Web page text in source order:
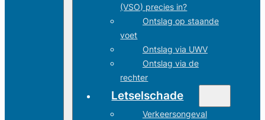
(VSO) precies in?
Ontslag op staande
voet
Ontslag via UWV
Ontslag via de
rechter
Letselschade
Verkeersongeval